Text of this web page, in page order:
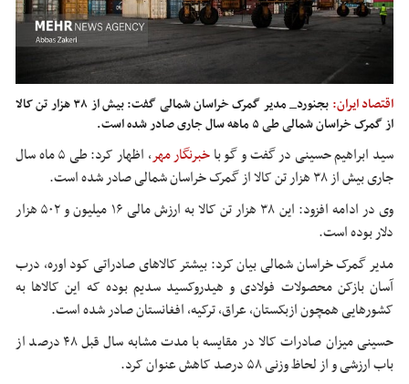
اقتصاد ایران:
بجنورد_ مدیر گمرک خراسان شمالی گفت: بیش از ۳۸ هزار تن کالا
از گمرک خراسان شمالی طی ۵ ماهه سال جاری صادر شده است.
سید ابراهیم حسینی در گفت و گو باخبرنگار مهر
، اظهار کرد: طی ۵ ماه سال
جاری بیش از ۳۸ هزار تن کالا از گمرک خراسان شمالی صادر شده است.
وی در ادامه افزود: این ۳۸ هزار تن کالا به ارزش مالی ۱۶ میلیون و ۵۰۲ هزار
دلار بوده است.
مدیر گمرک خراسان شمالی بیان کرد: بیشتر کالاهای صادراتی کود اوره، درب
آسان بازکن محصولات فولادی و هیدروکسید سدیم بوده که این کالاها به
کشورهایی همچون ازبکستان، عراق، ترکیه، افغانستان صادر شده است.
حسینی میزان صادرات کالا در مقایسه با مدت مشابه سال قبل ۴۸ درصد از
باب ارزشی و از لحاظ وزنی ۵۸ درصد کاهش عنوان کرد.